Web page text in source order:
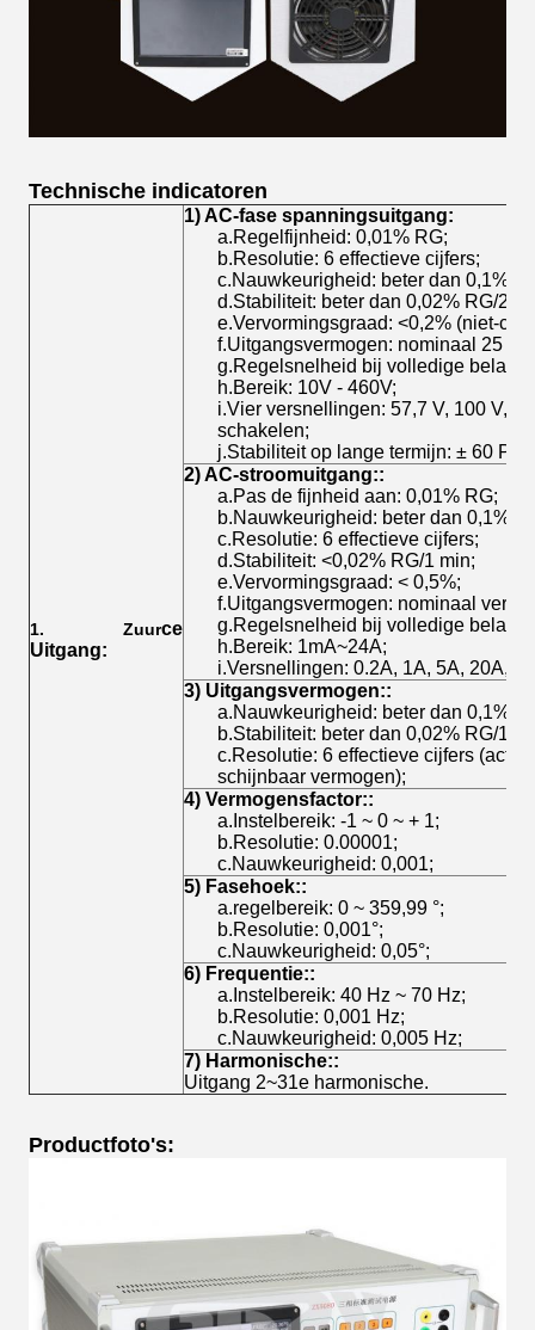
Technische indicatoren
1. Zuurce
Uitgang:
1) AC-fase spanningsuitgang:
a.Regelfijnheid: 0,01% RG;
b.Resolutie: 6 effectieve cijfers;
c.Nauwkeurigheid: beter dan 0,1%
d.Stabiliteit: beter dan 0,02% RG/2
e.Vervormingsgraad: <0,2% (niet-
f.Uitgangsvermogen: nominaal 25
g.Regelsnelheid bij volledige
h.Bereik: 10V - 460V;
i.Vier versnellingen: 57,7 V, 100 V,
schakelen;
j.Stabiliteit op lange termijn: ± 60
2) AC-stroomuitgang::
a.Pas de fijnheid aan: 0,01% RG;
b.Nauwkeurigheid: beter dan 0,1%
c.Resolutie: 6 effectieve cijfers;
d.Stabiliteit: <0,02% RG/1 min;
e.Vervormingsgraad: < 0,5%;
f.Uitgangsvermogen: nominaal
g.Regelsnelheid bij volledige
h.Bereik: 1mA~24A;
i.Versnellingen: 0.2A, 1A, 5A, 20A,
3) Uitgangsvermogen::
a.Nauwkeurigheid: beter dan 0,1%
b.Stabiliteit: beter dan 0,02% RG/1
c.Resolutie: 6 effectieve cijfers
schijnbaar vermogen);
4) Vermogensfactor::
a.Instelbereik: -1 ~ 0 ~ + 1;
b.Resolutie: 0.00001;
c.Nauwkeurigheid: 0,001;
5) Fasehoek::
a.regelbereik: 0 ~ 359,99 °;
b.Resolutie: 0,001°;
c.Nauwkeurigheid: 0,05°;
6) Frequentie::
a.Instelbereik: 40 Hz ~ 70 Hz;
b.Resolutie: 0,001 Hz;
c.Nauwkeurigheid: 0,005 Hz;
7) Harmonische::
Uitgang 2~31e harmonische.
Productfoto's: